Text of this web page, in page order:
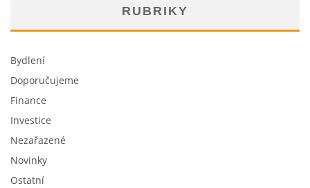
RUBRIKY
Bydlení
Doporučujeme
Finance
Investice
Nezařazené
Novinky
Ostatní